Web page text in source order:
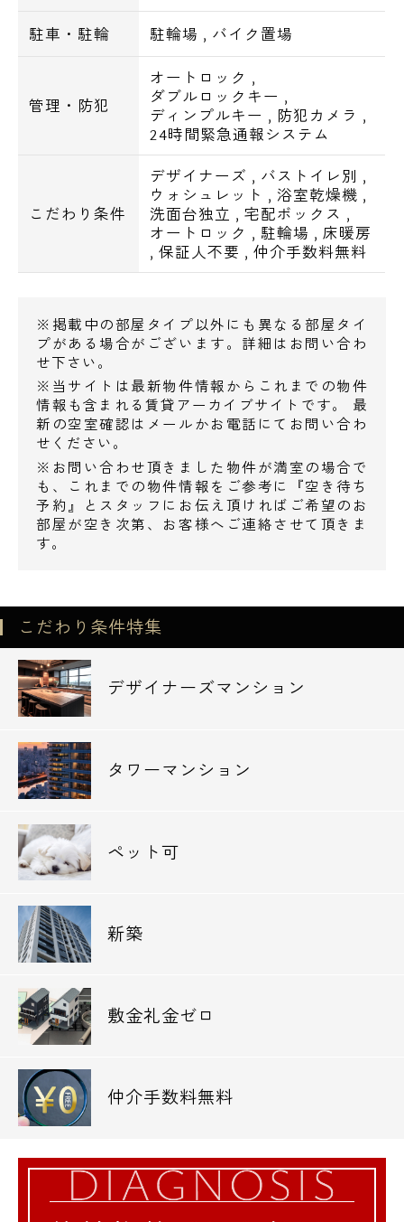
駐車・駐輪 駐輪場 , バイク置場
管理・防犯
オートロック ,
ダブルロックキー ,
ディンプルキー , 防犯カメラ ,
24時間緊急通報システム
こだわり条件
デザイナーズ , バストイレ別 ,
ウォシュレット , 浴室乾燥機 ,
洗面台独立 ,宅配ボックス ,
オートロック , 駐輪場 , 床暖房
,保証人不要 , 仲介手数料無料
※掲載中の部屋タイプ以外にも異なる部屋タイ
プがある場合がございます。詳細はお問い合わ
せ下さい。
※当サイトは最新物件情報からこれまでの物件
情報も含まれる賃貸アーカイブサイトです。 最
新の空室確認はメールかお電話にてお問い合わ
せください。
※お問い合わせ頂きました物件が満室の場合で
も、これまでの物件情報をご参考に『空き待ち
予約』とスタッフにお伝え頂ければご希望のお
部屋が空き次第、お客様へご連絡させて頂きま
す。
こだわり条件特集
デザイナーズマンション
タワーマンション
ペット可
新築
敷金礼金ゼロ
仲介手数料無料
電話でお問い合わせ
営業時間 10：00～18：00
メールでお問い合わせ